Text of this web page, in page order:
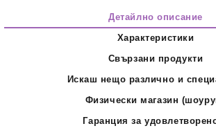
Детайлно описание
Характеристики
Свързани продукти
Искаш нещо различно и
Физически магазин
Гаранция за